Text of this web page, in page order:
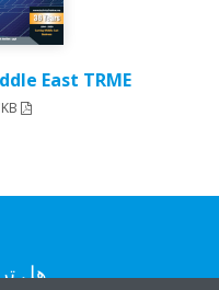
East TRME
هل